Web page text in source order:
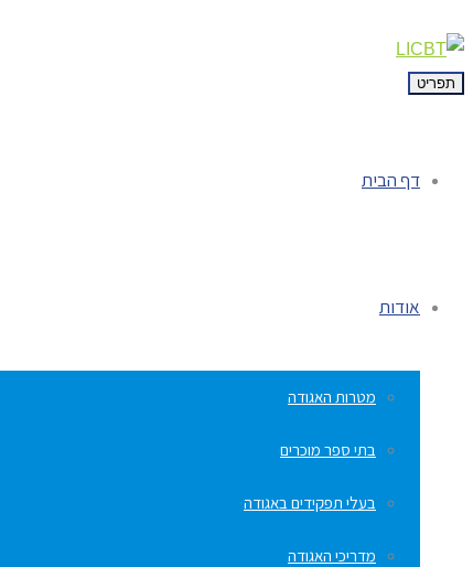
תפריט
דף הבית
אודות
מטרות האגודה
בתי ספר מוכרים
בעלי תפקידים באגודה
מדריכי האגודה